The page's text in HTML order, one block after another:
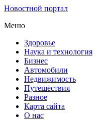
Новостной портал
Меню
Здоровье
Наука и технология
Бизнес
Автомобили
Недвижимость
Путешествия
Разное
Карта сайта
О нас